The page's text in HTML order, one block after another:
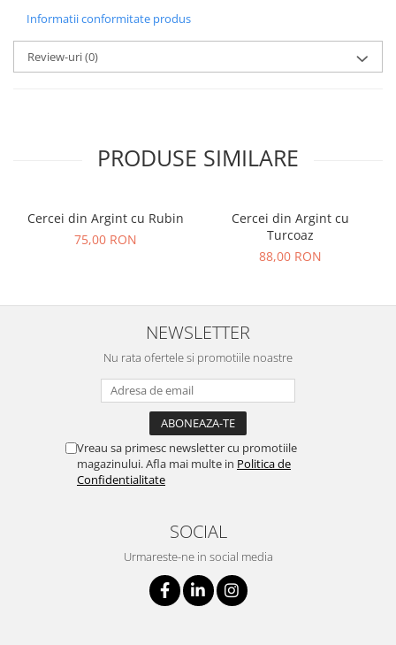
Informatii conformitate produs
Review-uri(0)
PRODUSE SIMILARE
Cercei din Argint cu Rubin
75,00 RON
Cercei din Argint cu
Turcoaz
88,00 RON
NEWSLETTER
Nu rata ofertele si promotiile noastre
Vreau sa primesc newsletter cu promotiile
magazinului. Afla mai multe in Politica de
Confidentialitate
SOCIAL
Urmareste-ne in social media